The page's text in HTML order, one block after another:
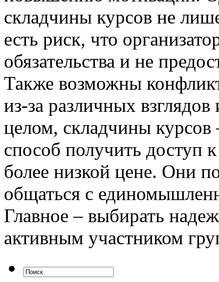
складчины курсов не
есть риск, что
обязательства и не
Также возможны
из-за различных
целом, складчины
способ получить доступ
более низкой цене. Они
общаться с
Главное – выбирать
активным участником